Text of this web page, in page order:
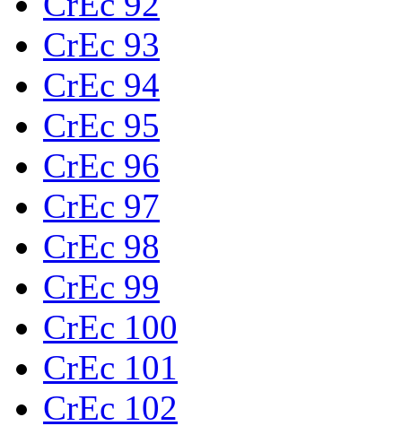
CrEc 93
CrEc 94
CrEc 95
CrEc 96
CrEc 97
CrEc 98
CrEc 99
CrEc 100
CrEc 101
CrEc 102